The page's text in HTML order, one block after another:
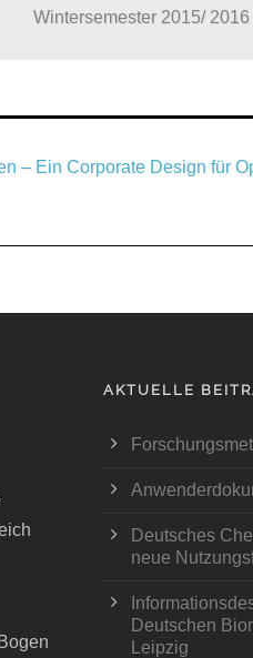
Wintersemester 2015/ 2016
– Ein Corporate Design für
AKTUELLE
Deutsches
neue
Deutschen
Leipzig